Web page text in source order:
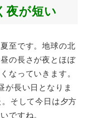
夜が短い
至です。地球の北
の長さが夜とほぼ
なっていきます。
が長い日となりま
そして今日は夕方
ですね。